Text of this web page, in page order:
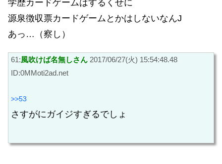
学歴カードゲームはするくせに
源泉徴収票カードゲームとかはしないなんJ
あっ…（察し）
61:風吹けば名無しさん 2017/06/27(火) 15:54:48.48
ID:0MMoti2ad.net
>>53
さすがにガイジすぎるでしょ